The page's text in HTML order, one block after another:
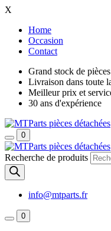
X
Home
Occasion
Contact
Grand stock de
Livraison dans toute
Meilleur prix et
30 ans d'expérience
0
Recherche de produits
info@mtparts.fr
0